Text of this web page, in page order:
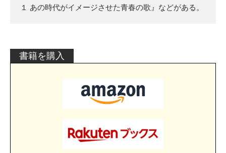
１ あの時代がイメージさせた青春の歌』などがある。
書籍を購入